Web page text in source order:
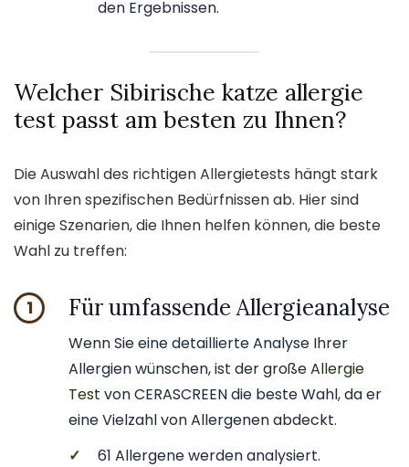
den Ergebnissen.
Welcher Sibirische katze allergie
test passt am besten zu Ihnen?
Die Auswahl des richtigen Allergietests hängt stark
von Ihren spezifischen Bedürfnissen ab. Hier sind
einige Szenarien, die Ihnen helfen können, die beste
Wahl zu treffen:
1 Für umfassende Allergieanalyse
Wenn Sie eine detaillierte Analyse Ihrer
Allergien wünschen, ist der großeAllergie
Test von CERASCREEN die beste Wahl, da er
eine Vielzahl von Allergenen abdeckt.
✓
61 Allergene werden analysiert.